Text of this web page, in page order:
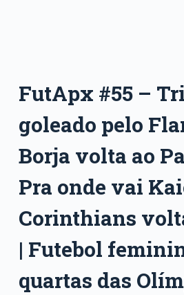
FutApx #55 –
goleado pelo
Borja volta ao
Pra onde vai
Corinthians
| Futebol
quartas das